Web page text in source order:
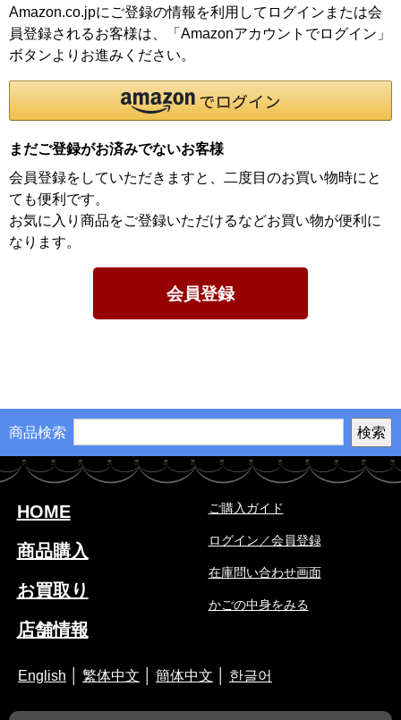
Amazon.co.jpにご登録の情報を利用してログインまたは会
員登録されるお客様は、「Amazonアカウントでログイン」
ボタンよりお進みください。
まだご登録がお済みでないお客様
会員登録をしていただきますと、二度目のお買い物時にと
ても便利です。
お気に入り商品をご登録いただけるなどお買い物が便利に
なります。
会員登録
商品検索
HOME
商品購入
お買取り
店舗情報
ご購入ガイド
ログイン／会員登録
在庫問い合わせ画面
かごの中身をみる
English 繁体中文 簡体中文 한글어